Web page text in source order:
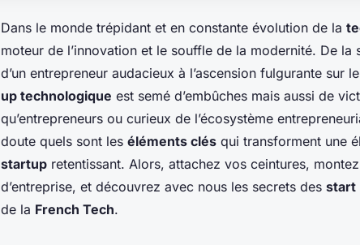
Dans le monde trépidant et en constante évolution de la
moteur de l’innovation et le souffle de la modernité. De la
d’un entrepreneur audacieux à l’ascension fulgurante sur
up technologique est semé d’embûches mais aussi de
qu’entrepreneurs ou curieux de l’écosystème
doute quels sont les éléments clés qui transforment une
startup retentissant. Alors, attachez vos ceintures,
d’entreprise, et découvrez avec nous les secrets des start
de la French Tech.